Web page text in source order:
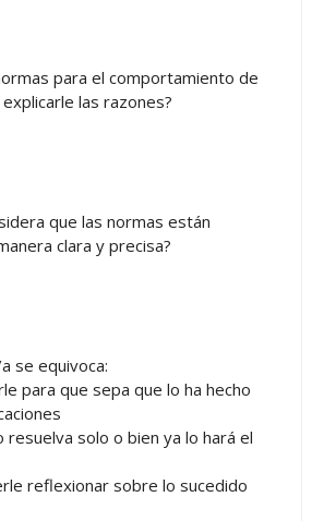
para el comportamiento de
las razones?
que las normas están
clara y precisa?
se equivoca:
para que sepa que lo ha hecho
resuelva solo o bien ya lo hará el
reflexionar sobre lo sucedido